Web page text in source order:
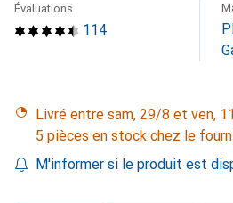
114
Évaluations
Livré entre sam, 29/8 et ven,
5 pièces en stock chez le
M'informer si le produit est